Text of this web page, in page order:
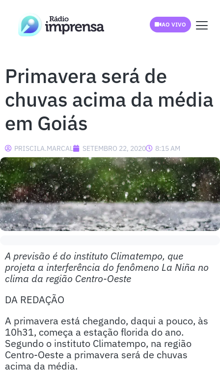
AO VIVO
Primavera será de
chuvas acima da média
em Goiás
PRISCILA.MARCAL SETEMBRO 22, 2020 8:15 AM
A previsão é do instituto Climatempo, que
projeta a interferência do fenômeno La Niña no
clima da região Centro-Oeste
DA REDAÇÃO
A primavera está chegando, daqui a pouco, às
10h31, começa a estação florida do ano.
Segundo o instituto Climatempo, na região
Centro-Oeste a primavera será de chuvas
acima da média.